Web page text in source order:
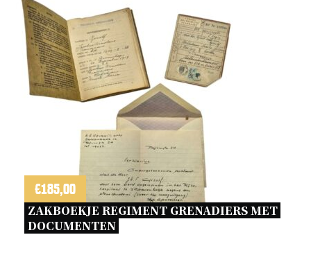
€185,00
ZAKBOEKJE REGIMENT GRENADIERS MET
DOCUMENTEN